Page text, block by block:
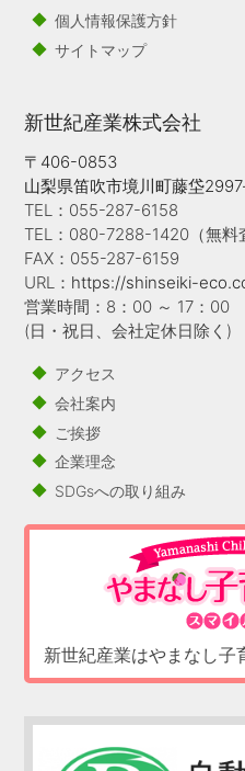
個人情報保護方針
サイトマップ
新世紀産業株式会社
〒406-0853
山梨県笛吹市境川町藤垈
TEL：055-287-6158
TEL：080-7288-1420（無料
FAX：055-287-6159
URL： https://shinseiki-
営業時間：8：00 ～ 17：00
(日・祝日、会社定休日除く)
アクセス
会社案内
ご挨拶
企業理念
SDGsへの取り組み
新世紀産業はやまなし子